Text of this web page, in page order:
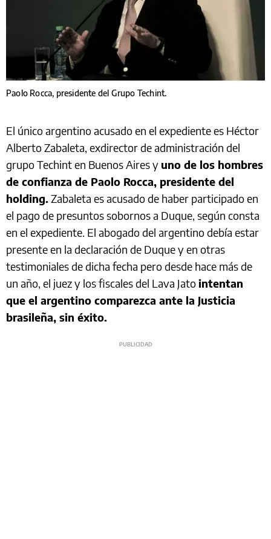
Paolo Rocca, presidente del Grupo Techint.
El único argentino acusado en el expediente es Héctor
Alberto Zabaleta, exdirector de administración del
grupo Techint en Buenos Aires y uno de los hombres
de confianza de Paolo Rocca, presidente del
holding.Zabaleta es acusado de haber participado en
el pago de presuntos sobornos a Duque, según consta
en el expediente. El abogado del argentino debía estar
presente en la declaración de Duque y en otras
testimoniales de dicha fecha pero desde hace más de
un año, el juez y los fiscales del Lava Jatointentan
que el argentino comparezca ante la Justicia
brasileña, sin éxito.